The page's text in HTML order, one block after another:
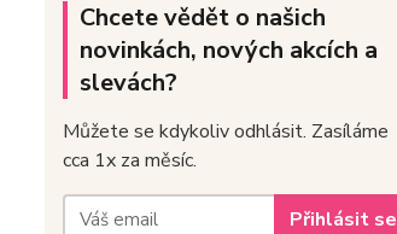
Chcete vědět o našich
novinkách, nových akcích a
slevách?
Můžete se kdykoliv odhlásit. Zasíláme
cca 1x za měsíc.
Přihlásit se